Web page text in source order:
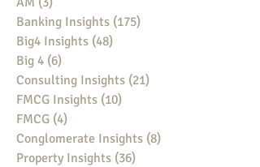
Banking Insights (175)
Big4 Insights (48)
Big 4 (6)
Consulting Insights (21)
FMCG Insights (10)
FMCG (4)
Conglomerate Insights (8)
Property Insights (36)